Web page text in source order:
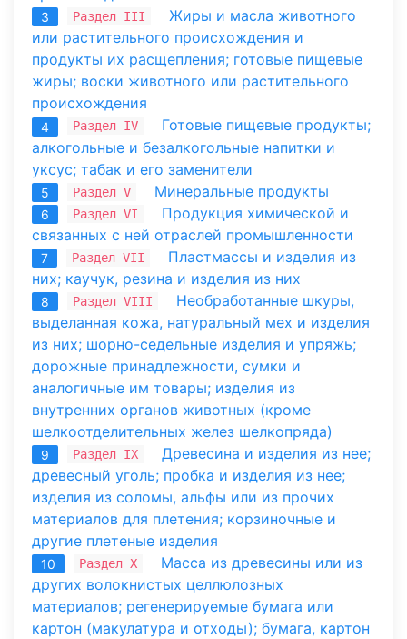
3 Раздел III
Жиры и масла животного
или растительного происхождения и
продукты их расщепления; готовые пищевые
жиры; воски животного или растительного
происхождения
4 Раздел IV
Готовые пищевые продукты;
алкогольные и безалкогольные напитки и
уксус; табак и его заменители
5 Раздел V Минеральные продукты
6 Раздел VI
Продукция химической и
связанных с ней отраслей промышленности
7 Раздел VII
Пластмассы и изделия из
них; каучук, резина и изделия из них
8 Раздел VIII
Необработанные шкуры,
выделанная кожа, натуральный мех и изделия
из них; шорно-седельные изделия и упряжь;
дорожные принадлежности, сумки и
аналогичные им товары; изделия из
внутренних органов животных (кроме
шелкоотделительных желез шелкопряда)
9 Раздел IX
Древесина и изделия из нее;
древесный уголь; пробка и изделия из нее;
изделия из соломы, альфы или из прочих
материалов для плетения; корзиночные и
другие плетеные изделия
10 Раздел X
Масса из древесины или из
других волокнистых целлюлозных
материалов; регенерируемые бумага или
картон (макулатура и отходы); бумага, картон